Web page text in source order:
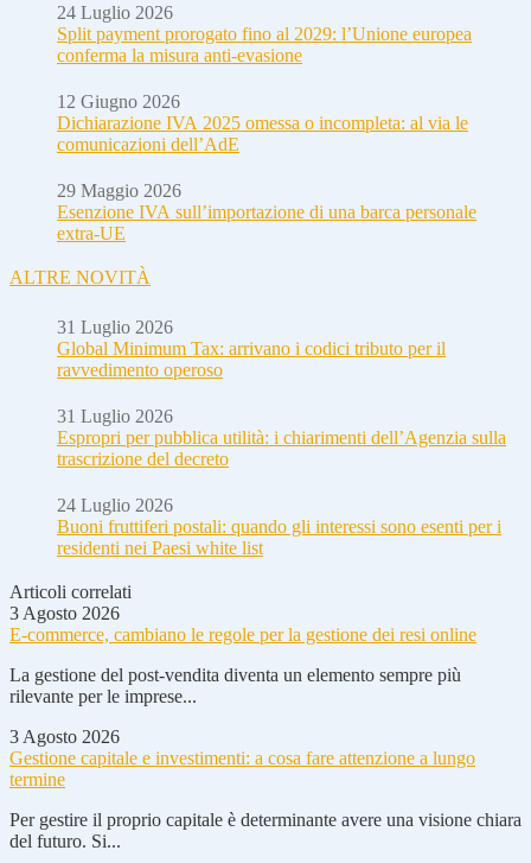
24 Luglio 2026
Split payment prorogato fino al 2029: l’Unione europea
conferma la misura anti-evasione
12 Giugno 2026
Dichiarazione IVA 2025 omessa o incompleta: al via le
comunicazioni dell’AdE
29 Maggio 2026
Esenzione IVA sull’importazione di una barca personale
extra-UE
ALTRE NOVITÀ
31 Luglio 2026
Global Minimum Tax: arrivano i codici tributo per il
ravvedimento operoso
31 Luglio 2026
Espropri per pubblica utilità: i chiarimenti dell’Agenzia sulla
trascrizione del decreto
24 Luglio 2026
Buoni fruttiferi postali: quando gli interessi sono esenti per i
residenti nei Paesi white list
Articoli correlati
3 Agosto 2026
E-commerce, cambiano le regole per la gestione dei resi online
La gestione del post-vendita diventa un elemento sempre più
rilevante per le imprese...
3 Agosto 2026
Gestione capitale e investimenti: a cosa fare attenzione a lungo
termine
Per gestire il proprio capitale è determinante avere una visione chiara
del futuro. Si...